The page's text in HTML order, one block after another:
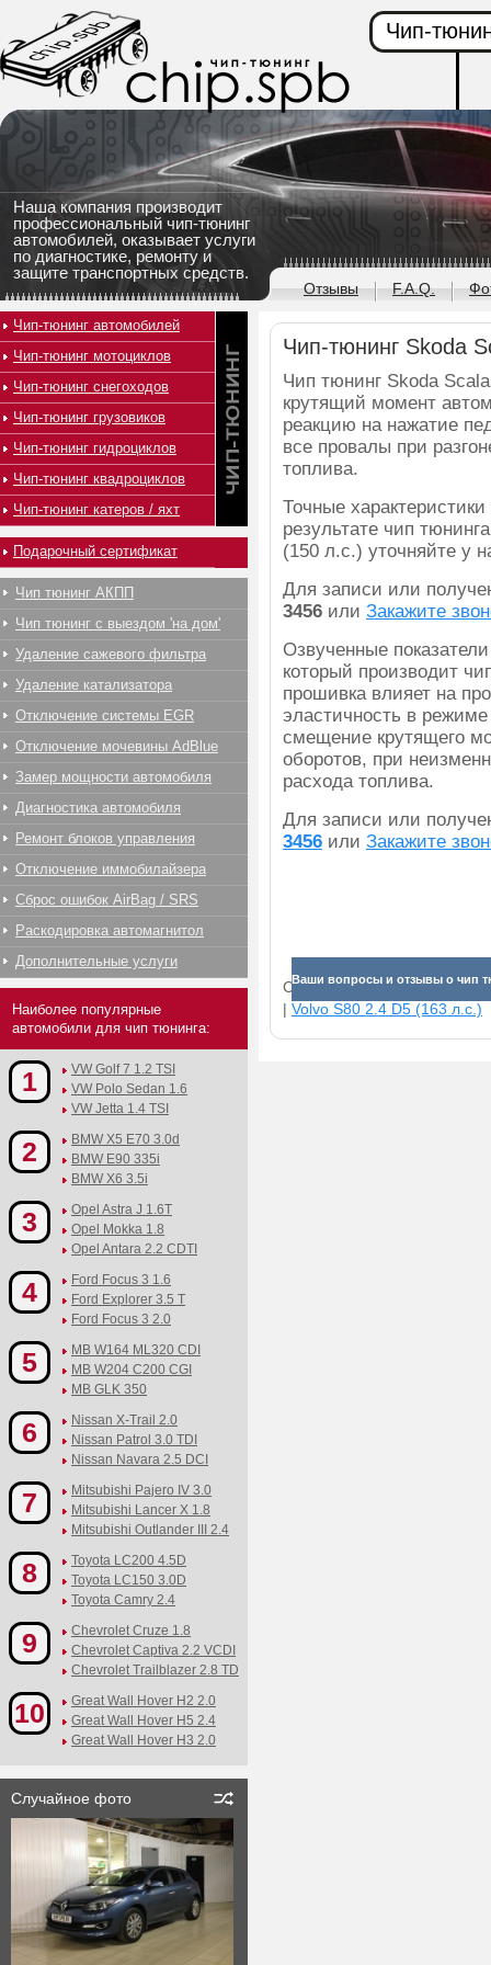
Наша компания производит
профессиональный чип-тюнинг
автомобилей, оказывает услуги
по диагностике, ремонту и
защите транспортных средств.
Чип-
Отзывы F.A.Q.
Чип-тюнинг Skoda
Чип тюнинг Skoda
крутящий момент
реакцию на нажатие
все провалы при
топлива.
Точные
результате чип
(150 л.с.) уточняйте у
Для записи или
3456 или Закажите
Озвученные
который производит
прошивка влияет на
эластичность в
смещение крутящего
оборотов, при
расхода топлива.
Для записи или
3456 или Закажите
Ваши вопросы и отзывы о чип
Смотрите прибавки для
| Volvo S80 2.4 D5 (163 л.с.)
Чип-тюнинг автомобилей
Чип-тюнинг мотоциклов
Чип-тюнинг снегоходов
Чип-тюнинг грузовиков
Чип-тюнинг гидроциклов
Чип-тюнинг квадроциклов
Чип-тюнинг катеров / яхт
Подарочный сертификат
Чип тюнинг АКПП
Чип тюнинг с выездом 'на дом'
Удаление сажевого фильтра
Удаление катализатора
Отключение системы EGR
Отключение мочевины AdBlue
Замер мощности автомобиля
Диагностика автомобиля
Ремонт блоков управления
Отключение иммобилайзера
Сброс ошибок AirBag / SRS
Раскодировка автомагнитол
Дополнительные услуги
Наиболее популярные
автомобили для чип тюнинга:
1
VW Golf 7 1.2 TSI
VW Polo Sedan 1.6
VW Jetta 1.4 TSI
2
BMW X5 E70 3.0d
BMW E90 335i
BMW X6 3.5i
3
Opel Astra J 1.6T
Opel Mokka 1.8
Opel Antara 2.2 CDTI
4
Ford Focus 3 1.6
Ford Explorer 3.5 T
Ford Focus 3 2.0
5
MB W164 ML320 CDI
MB W204 C200 CGI
MB GLK 350
6
Nissan X-Trail 2.0
Nissan Patrol 3.0 TDI
Nissan Navara 2.5 DCI
7
Mitsubishi Pajero IV 3.0
Mitsubishi Lancer X 1.8
Mitsubishi Outlander III 2.4
8
Toyota LC200 4.5D
Toyota LC150 3.0D
Toyota Camry 2.4
9
Chevrolet Cruze 1.8
Chevrolet Captiva 2.2 VCDI
Chevrolet Trailblazer 2.8 TD
10
Great Wall Hover H2 2.0
Great Wall Hover H5 2.4
Great Wall Hover H3 2.0
Случайное фото